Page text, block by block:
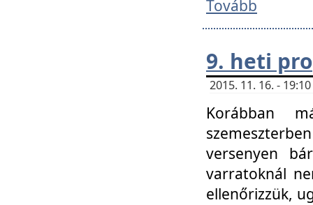
Tovább
9. heti
2015. 11. 16. -
Korábban
versenyen
varratoknál
ellenőrizzük,